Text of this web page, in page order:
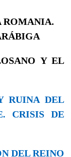
ROMANIA.
Y EL
RUINA DEL
CRISIS DE
DEL REINO